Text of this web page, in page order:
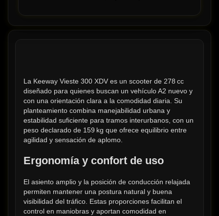
La Keeway Vieste 300 XDV es un scooter de 278 cc
diseñado para quienes buscan un vehículo A2 nuevo y
con una orientación clara a la comodidad diaria. Su
planteamiento combina manejabilidad urbana y
estabilidad suficiente para tramos interurbanos, con un
peso declarado de 159 kg que ofrece equilibrio entre
agilidad y sensación de aplomo.
Ergonomía y confort de uso
El asiento amplio y la posición de conducción relajada
permiten mantener una postura natural y buena
visibilidad del tráfico. Estas proporciones facilitan el
control en maniobras y aportan comodidad en